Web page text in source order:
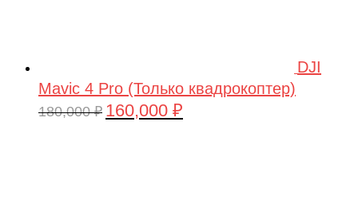
DJI
Mavic 4 Pro (Только квадрокоптер)
180,000₽ Первоначальная
160,000 ₽